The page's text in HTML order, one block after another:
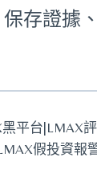
存證據
平台|LMAX
假投資報